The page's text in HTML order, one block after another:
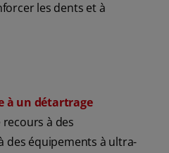
les dents et à
à un détartrage
à des
des équipements à ultra-